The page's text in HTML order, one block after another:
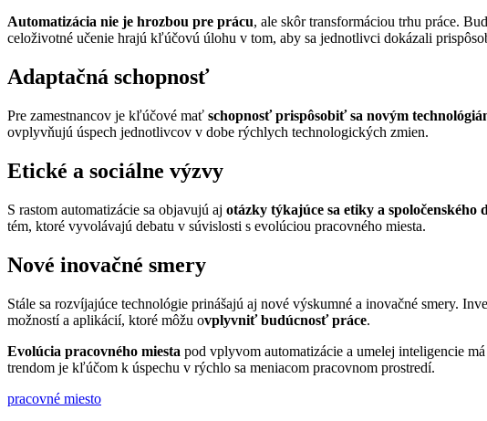
Automatizácia nie je hrozbou pre prácu, ale skôr transformáciou trhu práce.
celoživotné učenie hrajú kľúčovú úlohu v tom, aby sa jednotlivci dokázali
Adaptačná schopnosť
Pre zamestnancov je kľúčové mať schopnosť prispôsobiť sa novým
ovplyvňujú úspech jednotlivcov v dobe rýchlych technologických zmien.
Etické a sociálne výzvy
S rastom automatizácie sa objavujú aj otázky týkajúce sa etiky a spoločenského
tém, ktoré vyvolávajú debatu v súvislosti s evolúciou pracovného miesta.
Nové inovačné smery
Stále sa rozvíjajúce technológie prinášajú aj nové výskumné a inovačné smery.
možností a aplikácií, ktoré môžu ovplyvniť budúcnosť práce.
Evolúcia pracovného miesta pod vplyvom automatizácie a umelej inteligencie
trendom je kľúčom k úspechu v rýchlo sa meniacom pracovnom prostredí.
pracovné miesto